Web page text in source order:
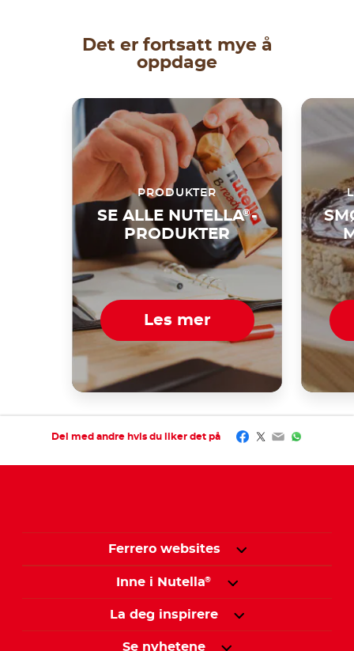
Det er fortsatt mye å
oppdage
PRODUKTER
SE ALLE NUTELLA®-
PRODUKTER
Les mer
Del med andre hvis du liker det på Facebook
Twitter
Email
Ferrero websites
Inne i Nutella®
La deg inspirere
Se nyhetene